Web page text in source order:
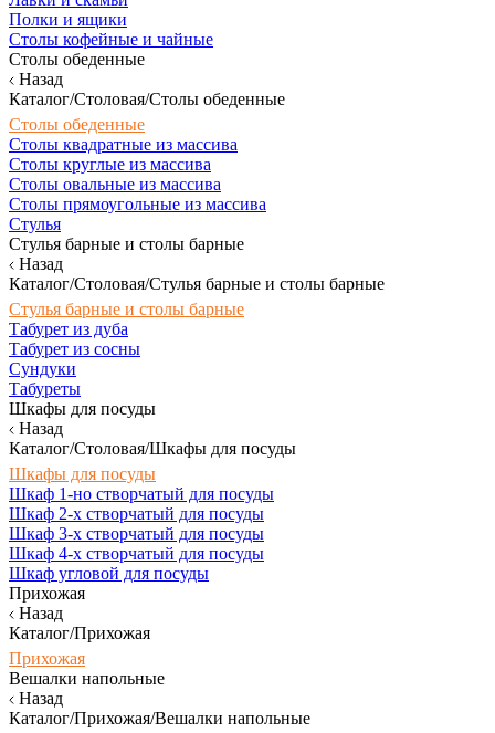
Полки и ящики
Столы кофейные и чайные
Столы обеденные
Назад
Каталог/Столовая/Столы обеденные
Столы обеденные
Столы квадратные из массива
Столы круглые из массива
Столы овальные из массива
Столы прямоугольные из массива
Стулья
Стулья барные и столы барные
Назад
Каталог/Столовая/Стулья барные и столы барные
Стулья барные и столы барные
Табурет из дуба
Табурет из сосны
Сундуки
Табуреты
Шкафы для посуды
Назад
Каталог/Столовая/Шкафы для посуды
Шкафы для посуды
Шкаф 1-но створчатый для посуды
Шкаф 2-х створчатый для посуды
Шкаф 3-х створчатый для посуды
Шкаф 4-х створчатый для посуды
Шкаф угловой для посуды
Прихожая
Назад
Каталог/Прихожая
Прихожая
Вешалки напольные
Назад
Каталог/Прихожая/Вешалки напольные